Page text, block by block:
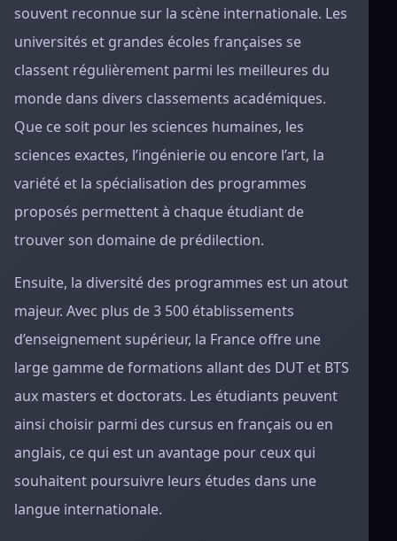
souvent reconnue sur la scène internationale. Les
universités et grandes écoles françaises se
classent régulièrement parmi les meilleures du
monde dans divers classements académiques.
Que ce soit pour les sciences humaines, les
sciences exactes, l’ingénierie ou encore l’art, la
variété et la spécialisation des programmes
proposés permettent à chaque étudiant de
trouver son domaine de prédilection.
Ensuite, la diversité des programmes est un atout
majeur. Avec plus de 3 500 établissements
d’enseignement supérieur, la France offre une
large gamme de formations allant des DUT et BTS
aux masters et doctorats. Les étudiants peuvent
ainsi choisir parmi des cursus en français ou en
anglais, ce qui est un avantage pour ceux qui
souhaitent poursuivre leurs études dans une
langue internationale.